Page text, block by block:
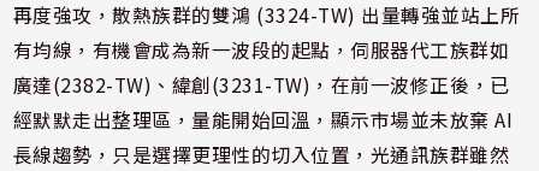
再度強攻，散熱族群的雙鴻 (3324-TW) 出量轉強並站上所
有均線，有機會成為新一波段的起點，伺服器代工族群如
廣達(2382-TW)、緯創(3231-TW)，在前一波修正後，已
經默默走出整理區，量能開始回溫，顯示市場並未放棄 AI
長線趨勢，只是選擇更理性的切入位置，光通訊族群雖然